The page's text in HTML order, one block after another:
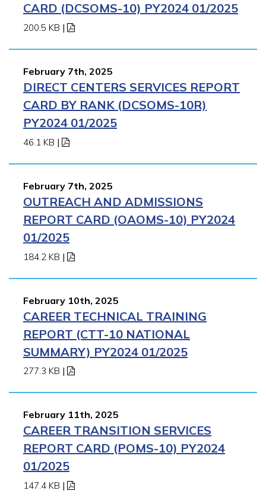
CARD (DCSOMS-10) PY2024 01/2025
200.5 KB |
February 7th, 2025
DIRECT CENTERS SERVICES REPORT
CARD BY RANK (DCSOMS-10R)
PY2024 01/2025
46.1 KB |
February 7th, 2025
OUTREACH AND ADMISSIONS
REPORT CARD (OAOMS-10) PY2024
01/2025
184.2 KB |
February 10th, 2025
CAREER TECHNICAL TRAINING
REPORT (CTT-10 NATIONAL
SUMMARY) PY2024 01/2025
277.3 KB |
February 11th, 2025
CAREER TRANSITION SERVICES
REPORT CARD (POMS-10) PY2024
01/2025
147.4 KB |